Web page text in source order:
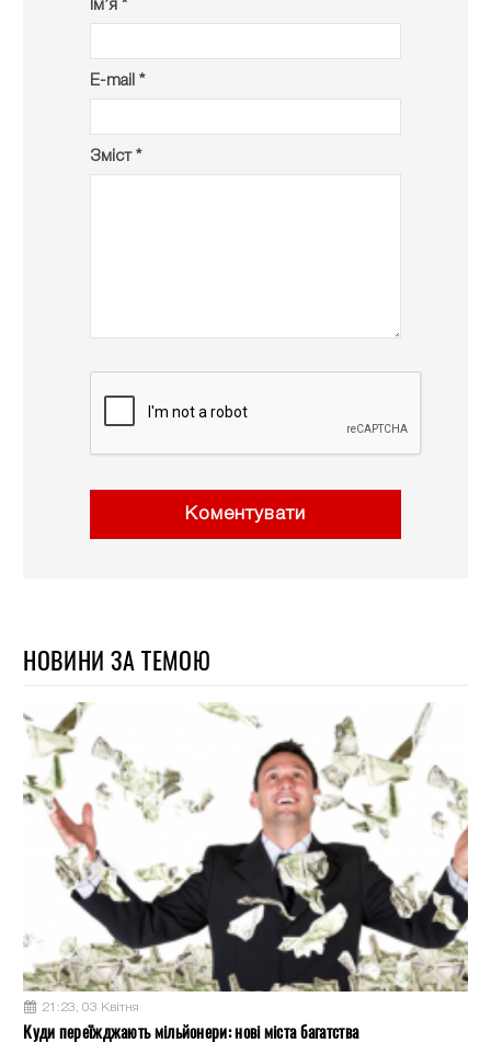
Ім’я *
E-mail *
Зміст *
Коментувати
НОВИНИ ЗА ТЕМОЮ
21:23, 03 Квітня
Куди переїжджають мільйонери: нові міста багатства